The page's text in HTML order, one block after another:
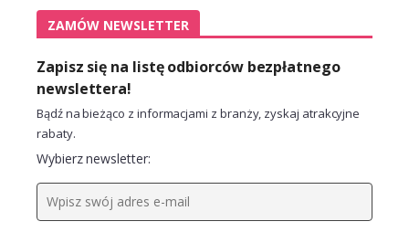
ZAMÓW NEWSLETTER
Zapisz się na listę odbiorców bezpłatnego
newslettera!
Bądź na bieżąco z informacjami z branży, zyskaj atrakcyjne
rabaty.
Wybierz newsletter: